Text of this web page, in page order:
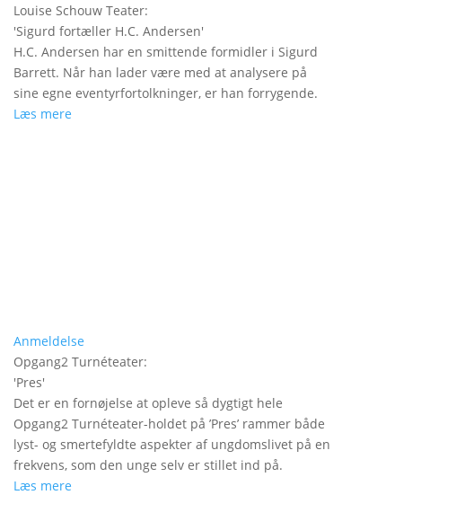
Louise Schouw Teater:
'Sigurd fortæller H.C. Andersen'
H.C. Andersen har en smittende formidler i Sigurd
Barrett. Når han lader være med at analysere på
sine egne eventyrfortolkninger, er han forrygende.
Læs mere
Anmeldelse
Opgang2 Turnéteater:
'Pres'
Det er en fornøjelse at opleve så dygtigt hele
Opgang2 Turnéteater-holdet på ’Pres’ rammer både
lyst- og smertefyldte aspekter af ungdomslivet på en
frekvens, som den unge selv er stillet ind på.
Læs mere